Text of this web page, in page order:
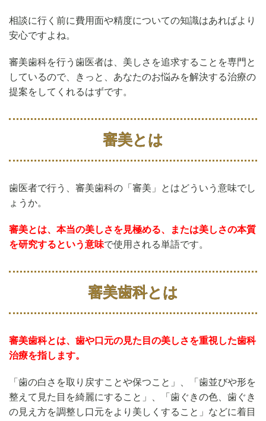
相談に行く前に費用面や精度についての知識はあればより
安心ですよね。
審美歯科を行う歯医者は、美しさを追求することを専門と
しているので、きっと、あなたのお悩みを解決する治療の
提案をしてくれるはずです。
審美とは
歯医者で行う、審美歯科の「審美」とはどういう意味でし
ょうか。
審美とは、本当の美しさを見極める、または美しさの本質
を研究するという意味で使用される単語です。
審美歯科とは
審美歯科とは、歯や口元の見た目の美しさを重視した歯科
治療を指します。
「歯の白さを取り戻すことや保つこと」、「歯並びや形を
整えて見た目を綺麗にすること」、「歯ぐきの色、歯ぐき
の見え方を調整し口元をより美しくすること」などに着目